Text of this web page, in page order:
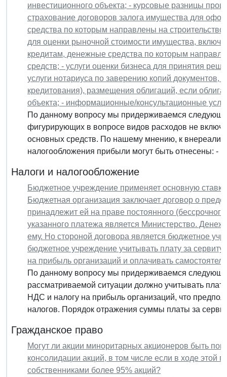
инвестиционного объекта; - курсовые разницы
страхование договоров залога имущества для
средства по которым направлены на
для оценки рыночной стоимости имущества,
кредитам, денежные средства по которым
средств; - услуги оценки бизнеса для принятия
услуги нотариуса по заверению копий документов,
кредитования), размещения облигаций, если
объекта; - информационные/консультационные
По данному вопросу мы придерживаемся
фигурирующих в вопросе видов расходов не
основных средств. По нашему мнению, к
налогообложения прибыли могут быть отнесены: -
Налоги и налогообложение
Бюджетное учреждение применяет основную
Бюджетная организация заключает договор о
принадлежит ей на праве постоянного
указанного платежа является Министерство.
ему. Но стороной договора является бюджетное
бюджетное учреждение учитывать плату за
на прибыль организаций и оплачивать
По данному вопросу мы придерживаемся
рассматриваемой ситуации должно учитывать
НДС и налогу на прибыль организаций, что
налогов. Порядок отражения суммы платы за
Гражданское право
Могут ли акции миноритарных акционеров быть
консолидации акций, в том числе если в ходе этой
собственниками более 95% акций?